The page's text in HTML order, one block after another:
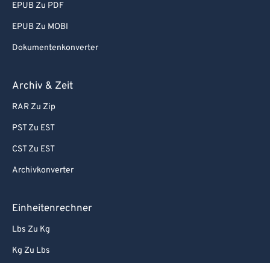
EPUB Zu PDF
EPUB Zu MOBI
Dokumentenkonverter
Archiv & Zeit
RAR Zu Zip
PST Zu EST
CST Zu EST
Archivkonverter
Einheitenrechner
Lbs Zu Kg
Kg Zu Lbs